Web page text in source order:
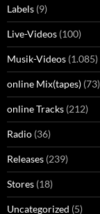
Labels (9)
Live-Videos (100)
Musik-Videos (1.085)
online Mix(tapes) (73)
online Tracks (212)
Radio (36)
Releases (239)
Stores (18)
Uncategorized (5)